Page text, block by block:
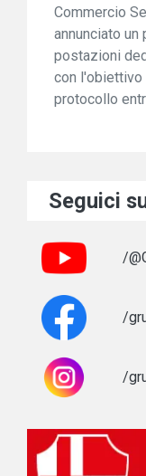
Commercio
annunciato
postazioni
con l'obiettivo
protocollo
Seguici
/
/
/